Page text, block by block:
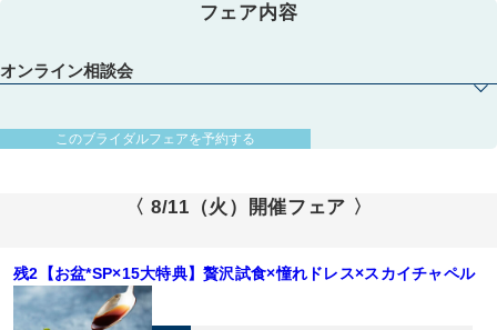
フェア内容
オンライン相談会
このブライダルフェアを予約する
〈 8/11（火）開催フェア 〉
残2【お盆*SP×15大特典】贅沢試食×憧れドレス×スカイチャペル